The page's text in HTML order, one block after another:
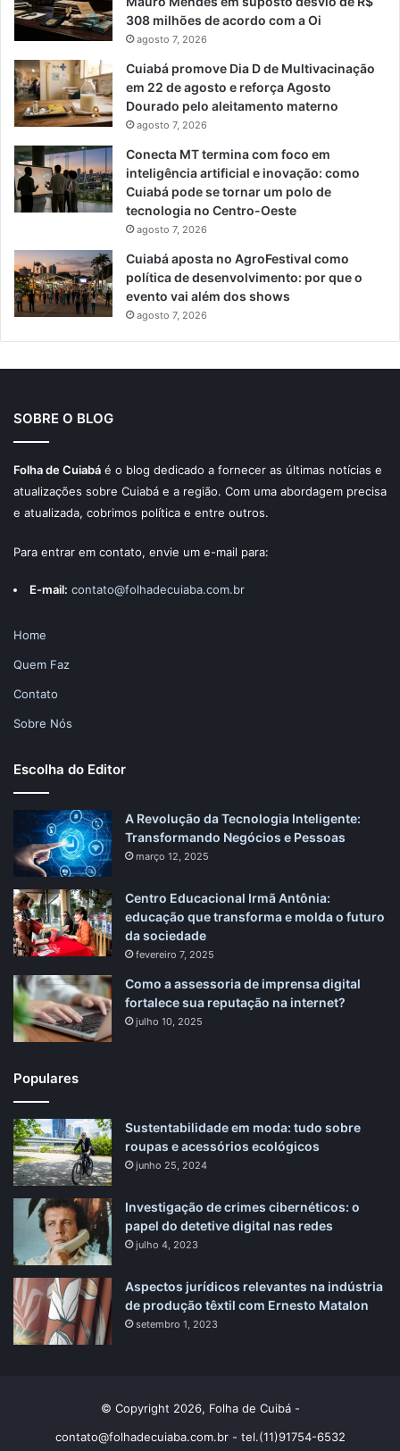
308 milhões de acordo com a Oi
agosto 7, 2026
Cuiabá promove Dia D de Multivacinação
em 22 de agosto e reforça Agosto
Dourado pelo aleitamento materno
agosto 7, 2026
Conecta MT termina com foco em
inteligência artificial e inovação: como
Cuiabá pode se tornar um polo de
tecnologia no Centro-Oeste
agosto 7, 2026
Cuiabá aposta no AgroFestival como
política de desenvolvimento: por que o
evento vai além dos shows
agosto 7, 2026
SOBRE O BLOG
Folha de Cuiabá é o blog dedicado a fornecer as últimas notícias e
atualizações sobre Cuiabá e a região. Com uma abordagem precisa
e atualizada, cobrimos política e entre outros.
Para entrar em contato, envie um e-mail para:
E-mail: contato@folhadecuiaba.com.br
Home
Quem Faz
Contato
Sobre Nós
Escolha do Editor
A Revolução da Tecnologia Inteligente:
Transformando Negócios e Pessoas
março 12, 2025
Centro Educacional Irmã Antônia:
educação que transforma e molda o futuro
da sociedade
fevereiro 7, 2025
Como a assessoria de imprensa digital
fortalece sua reputação na internet?
julho 10, 2025
Populares
Sustentabilidade em moda: tudo sobre
roupas e acessórios ecológicos
junho 25, 2024
Investigação de crimes cibernéticos: o
papel do detetive digital nas redes
julho 4, 2023
Aspectos jurídicos relevantes na indústria
de produção têxtil com Ernesto Matalon
setembro 1, 2023
© Copyright 2026, Folha de Cuibá -
contato@folhadecuiaba.com.br- tel.(11)91754-6532